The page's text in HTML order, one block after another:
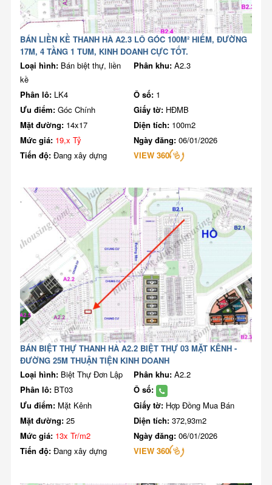
BÁN LIỀN KỀ THANH HÀ A2.3 LÔ GÓC 100M² HIẾM, ĐƯỜNG
17M, 4 TẦNG 1 TUM, KINH DOANH CỰC TỐT.
Loại hình: Bán biệt thự, liền
kề
Phân khu: A2.3
Phân lô: LK4 Ô số: 1
Ưu điểm: Góc Chính Giấy tờ: HĐMB
Mặt đường: 14x17 Diện tích: 100m2
Mức giá: 19,x Tỷ Ngày đăng: 06/01/2026
Tiến độ: Đang xây dựng VIEW 360
BÁN BIỆT THỰ THANH HÀ A2.2 BIỆT THỰ 03 MẶT KÊNH -
ĐƯỜNG 25M THUẬN TIỆN KINH DOANH
Loại hình: Biệt Thự Đơn Lập Phân khu: A2.2
Phân lô: BT03
Ô số:
Ưu điểm: Mặt Kênh Giấy tờ: Hợp Đồng Mua Bán
Mặt đường: 25 Diện tích: 372,93m2
Mức giá: 13x Tr/m2 Ngày đăng: 06/01/2026
Tiến độ: Đang xây dựng VIEW 360